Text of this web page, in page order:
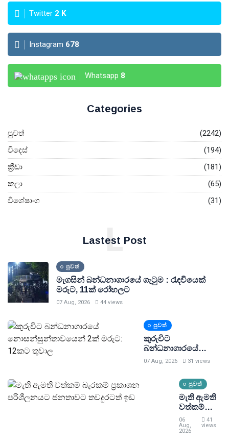
Twitter 2 K
Instagram 678
Whatsapp 8
Categories
පුවත්
(2242)
විදෙස්
(194)
ක්‍රීඩා
(181)
කලා
(65)
විශේෂාංග
(31)
Lastest Post
L
පුවත්
මැගසින් බන්ධනාගාරයේ ගැටුම : රැඳවියෙක්
මරුට, 11ක් රෝහලට
07 Aug, 2026 44 views
පුවත්
කුරුවිට
බන්ධනාගාරයේ
නොසන්සුන්තාවයෙන්
07 Aug, 2026 31 views
පුවත්
මැති ඇමති
වත්කම්
බැරකම්
ප්‍රකාශන
06
Aug,
2026
41
views